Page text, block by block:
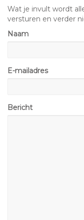
Wat je invult wordt
versturen en verder
Naam
E-mailadres
Bericht